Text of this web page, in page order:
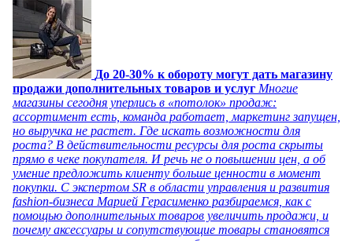
До 20-30% к обороту могут дать магазину
продажи дополнительных товаров и услуг Многие
магазины сегодня уперлись в «потолок» продаж:
ассортимент есть, команда работает, маркетинг запущен,
но выручка не растет. Где искать возможности для
роста? В действительности ресурсы для роста скрыты
прямо в чеке покупателя. И речь не о повышении цен, а об
умение предложить клиенту больше ценности в момент
покупки. С экспертом SR в области управления и развития
fashion-бизнеса Марией Герасименко разбираемся, как с
помощью дополнительных товаров увеличить продажи, и
почему аксессуары и сопутствующие товары становятся